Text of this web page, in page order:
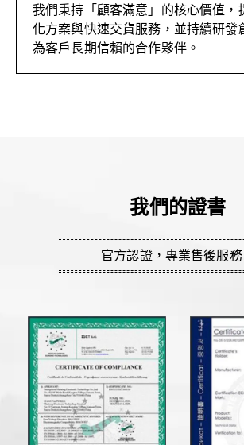
我們秉持「顧客滿意」的核心價值，
化方案與快速交貨服務，並持續研發
為客戶長期信賴的合作夥伴。
我們的證書
官方認證，專業售後服務